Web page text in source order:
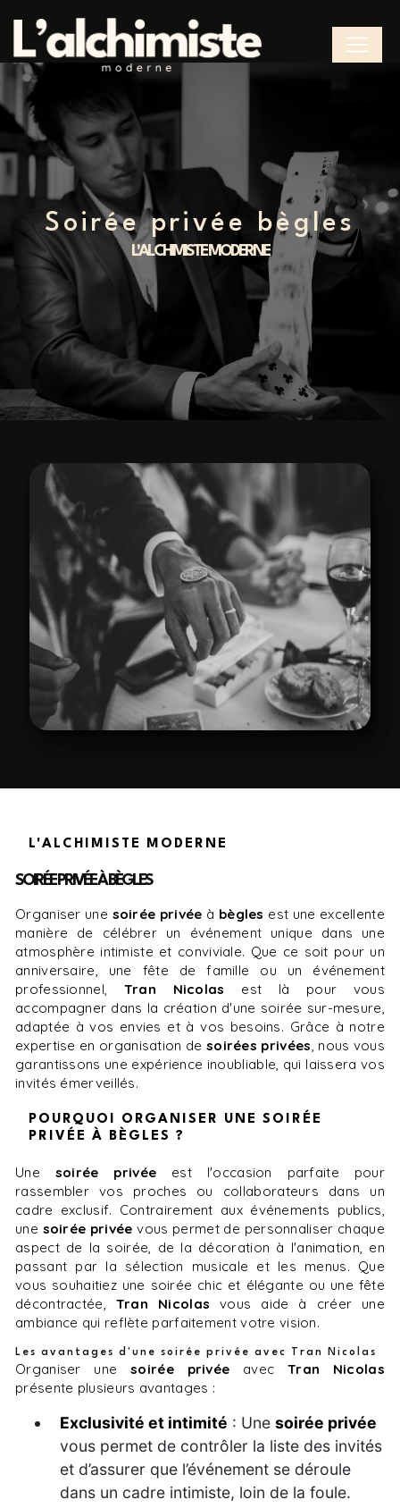
soirée privée bègles
L'ALCHIMISTE MODERNE
L'ALCHIMISTE MODERNE
SOIRÉE PRIVÉE À BÈGLES
Organiser une soirée privée à bègles est une excellente
manière de célébrer un événement unique dans une
atmosphère intimiste et conviviale. Que ce soit pour un
anniversaire, une fête de famille ou un événement
professionnel, Tran Nicolas est là pour vous
accompagner dans la création d'une soirée sur-mesure,
adaptée à vos envies et à vos besoins. Grâce à notre
expertise en organisation de soirées privées, nous vous
garantissons une expérience inoubliable, qui laissera vos
invités émerveillés.
POURQUOI ORGANISER UNE SOIRÉE
PRIVÉE À BÈGLES ?
Une soirée privée est l'occasion parfaite pour
rassembler vos proches ou collaborateurs dans un
cadre exclusif. Contrairement aux événements publics,
une soirée privée vous permet de personnaliser chaque
aspect de la soirée, de la décoration à l'animation, en
passant par la sélection musicale et les menus. Que
vous souhaitiez une soirée chic et élégante ou une fête
décontractée, Tran Nicolas vous aide à créer une
ambiance qui reflète parfaitement votre vision.
Les avantages d'une soirée privée avec Tran Nicolas
Organiser unesoirée privée avec Tran Nicolas
présente plusieurs avantages :
Exclusivité et intimité : Une soirée privée
vous permet de contrôler la liste des invités
et d’assurer que l’événement se déroule
dans un cadre intimiste, loin de la foule.